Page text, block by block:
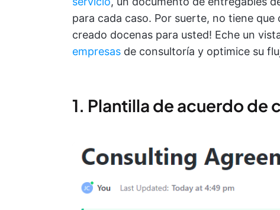
para cada caso. Por suerte, no tiene que
creado docenas para usted! Eche un
empresas de consultoría y optimice su
1. Plantilla de acuerdo de